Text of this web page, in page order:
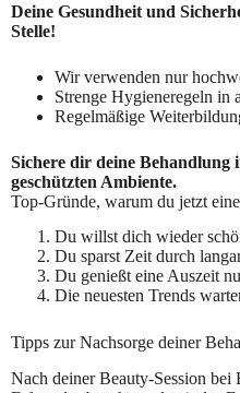
Deine Gesundheit und
Stelle!
Wir verwenden nur
Strenge Hygieneregeln in
Regelmäßige
Sichere dir deine Behandlung
geschützten Ambiente.
Top-Gründe, warum du jetzt
Du willst dich wieder
Du sparst Zeit durch
Du genießt eine Auszeit
Die neuesten Trends
Tipps zur Nachsorge deiner
Nach deiner Beauty-Session bei